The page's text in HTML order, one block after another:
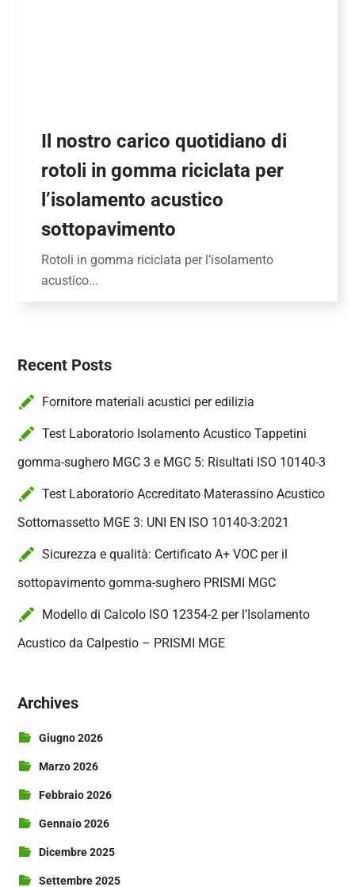
Il nostro carico quotidiano di
rotoli in gomma riciclata per
l’isolamento acustico
sottopavimento
Rotoli in gomma riciclata per l’isolamento
acustico...
Recent Posts
Fornitore materiali acustici per edilizia
Test Laboratorio Isolamento Acustico Tappetini
gomma-sughero MGC 3 e MGC 5: Risultati ISO 10140-3
Test Laboratorio Accreditato Materassino Acustico
Sottomassetto MGE 3: UNI EN ISO 10140-3:2021
Sicurezza e qualità: Certificato A+ VOC per il
sottopavimento gomma-sughero PRISMI MGC
Modello di Calcolo ISO 12354-2 per l’Isolamento
Acustico da Calpestio – PRISMI MGE
Archives
Giugno 2026
Marzo 2026
Febbraio 2026
Gennaio 2026
Dicembre 2025
Settembre 2025